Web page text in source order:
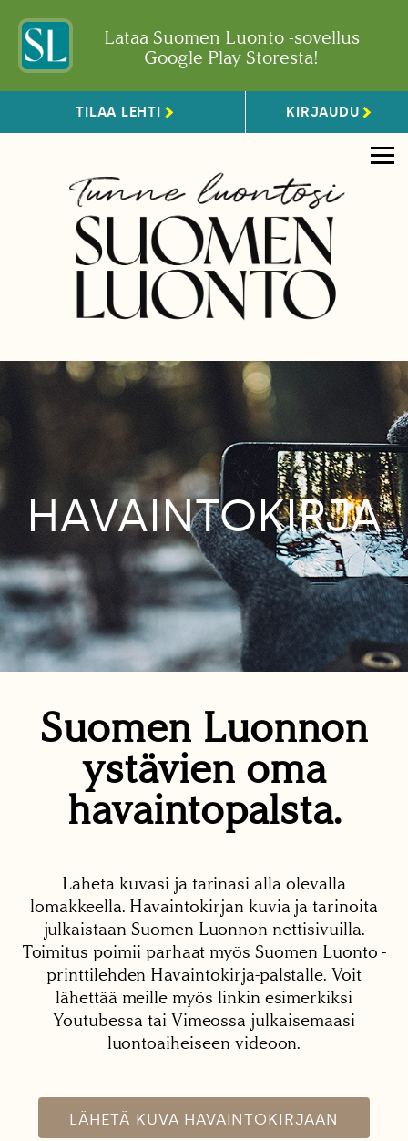
Lataa Suomen Luonto -sovellus
Google Play Storesta!
TILAA LEHTI KIRJAUDU
HAVAINTOKIRJA
Suomen Luonnon
ystävien oma
havaintopalsta.
Lähetä kuvasi ja tarinasi alla olevalla
lomakkeella. Havaintokirjan kuvia ja tarinoita
julkaistaan Suomen Luonnon nettisivuilla.
Toimitus poimii parhaat myös Suomen Luonto -
printtilehden Havaintokirja-palstalle. Voit
lähettää meille myös linkin esimerkiksi
Youtubessa tai Vimeossa julkaisemaasi
luontoaiheiseen videoon.
LÄHETÄ KUVA HAVAINTOKIRJAAN